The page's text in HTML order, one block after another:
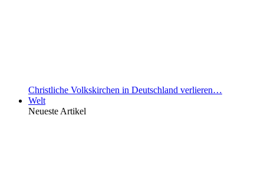
Christliche Volkskirchen in Deutschland verlieren…
Welt
Neueste Artikel